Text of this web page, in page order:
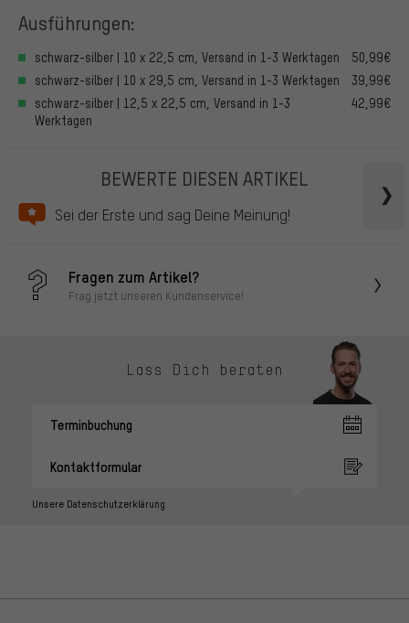
Ausführungen:
schwarz-silber | 10 x 22,5 cm, Versand in 1-3 Werktagen
50,99€
schwarz-silber | 10 x 29,5 cm, Versand in 1-3 Werktagen
39,99€
schwarz-silber | 12,5 x 22,5 cm, Versand in 1-3
Werktagen
42,99€
BEWERTE DIESEN ARTIKEL
Sei der Erste und sag Deine Meinung!
Fragen zum Artikel?
Frag jetzt unseren Kundenservice!
Lass Dich beraten
Terminbuchung
Kontaktformular
Unsere Datenschutzerklärung